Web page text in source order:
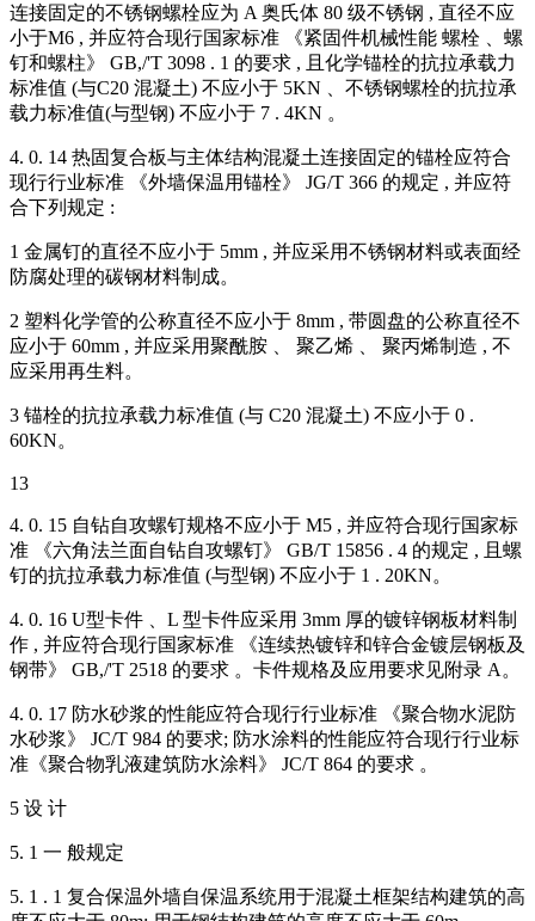
连接固定的不锈钢螺栓应为 A 奥氏体 80 级不锈钢 , 直径不应
小于M6 , 并应符合现行国家标准 《紧固件机械性能 螺栓 、螺
钉和螺柱》 GB,/'T 3098 . 1 的要求 , 且化学锚栓的抗拉承载力
标准值 (与C20 混凝土) 不应小于 5KN 、不锈钢螺栓的抗拉承
载力标准值(与型钢) 不应小于 7 . 4KN 。
4. 0. 14 热固复合板与主体结构混凝土连接固定的锚栓应符合
现行行业标准 《外墙保温用锚栓》 JG/T 366 的规定 , 并应符
合下列规定 :
1 金属钉的直径不应小于 5mm , 并应采用不锈钢材料或表面经
防腐处理的碳钢材料制成。
2 塑料化学管的公称直径不应小于 8mm , 带圆盘的公称直径不
应小于 60mm , 并应采用聚酰胺 、 聚乙烯 、 聚丙烯制造 , 不
应采用再生料。
3 锚栓的抗拉承载力标准值 (与 C20 混凝土) 不应小于 0 .
60KN。
13
4. 0. 15 自钻自攻螺钉规格不应小于 M5 , 并应符合现行国家标
准 《六角法兰面自钻自攻螺钉》 GB/T 15856 . 4 的规定 , 且螺
钉的抗拉承载力标准值 (与型钢) 不应小于 1 . 20KN。
4. 0. 16 U型卡件 、L 型卡件应采用 3mm 厚的镀锌钢板材料制
作 , 并应符合现行国家标准 《连续热镀锌和锌合金镀层钢板及
钢带》 GB,/'T 2518 的要求 。卡件规格及应用要求见附录 A。
4. 0. 17 防水砂浆的性能应符合现行行业标准 《聚合物水泥防
水砂浆》 JC/T 984 的要求; 防水涂料的性能应符合现行行业标
准《聚合物乳液建筑防水涂料》 JC/T 864 的要求 。
5 设 计
5. 1 一 般规定
5. 1 . 1 复合保温外墙自保温系统用于混凝土框架结构建筑的高